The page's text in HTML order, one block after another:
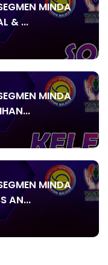
MINDA
& ...
MINDA
MINDA
AN...